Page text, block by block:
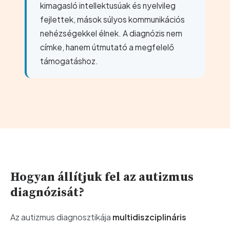
kimagasló intellektusúak és nyelvileg
fejlettek, mások súlyos kommunikációs
nehézségekkel élnek. A diagnózis nem
címke, hanem útmutató a megfelelő
támogatáshoz.
Hogyan állítjuk fel az autizmus
diagnózisát?
Az autizmus diagnosztikája multidiszciplináris